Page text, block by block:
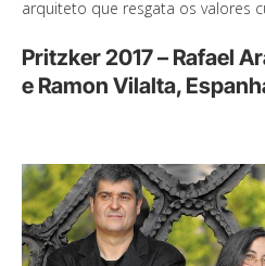
arquiteto que resgata os valores
Pritzker 2017 – Rafael
e Ramon Vilalta,